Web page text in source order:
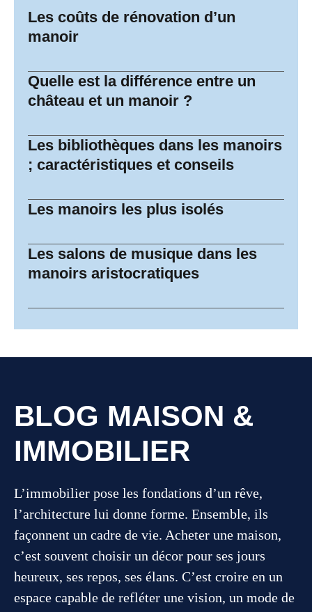
Les coûts de rénovation d’un
manoir
Quelle est la différence entre un
château et un manoir ?
Les bibliothèques dans les manoirs
; caractéristiques et conseils
Les manoirs les plus isolés
Les salons de musique dans les
manoirs aristocratiques
BLOG MAISON &
IMMOBILIER
L’immobilier pose les fondations d’un rêve,
l’architecture lui donne forme. Ensemble, ils
façonnent un cadre de vie. Acheter une maison,
c’est souvent choisir un décor pour ses jours
heureux, ses repos, ses élans. C’est croire en un
espace capable de refléter une vision, un mode de